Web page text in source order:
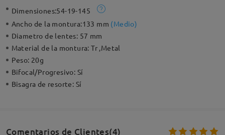
Dimensiones:54-19-145
Ancho de la montura:133 mm (Medio)
Diametro de lentes: 57 mm
Material de la montura:Tr ,Metal
Peso: 20g
Bifocal/Progresivo: Sí
Bisagra de resorte: Sí
Comentarios de Clientes(4)